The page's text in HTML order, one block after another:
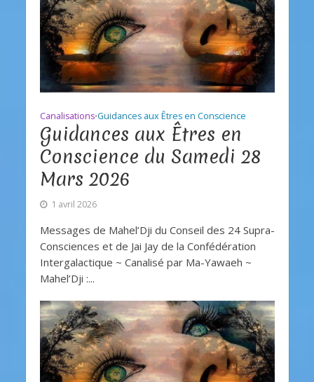
Canalisations•Guidances aux Êtres en Conscience
Guidances aux Êtres en
Conscience du Samedi 28
Mars 2026
1 avril 2026
Messages de Mahel’Dji du Conseil des 24 Supra-
Consciences et de Jai Jay de la Confédération
Intergalactique ~ Canalisé par Ma-Yawaeh ~
Mahel’Dji :...